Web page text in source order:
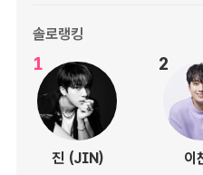
솔로랭킹
1
진 (JIN)
2
이